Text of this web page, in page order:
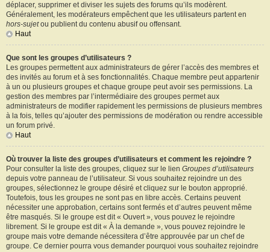
déplacer, supprimer et diviser les sujets des forums qu’ils modèrent.
Généralement, les modérateurs empêchent que les utilisateurs partent en
hors-sujetou publient du contenu abusif ou offensant.
Haut
Que sont les groupes d’utilisateurs ?
Les groupes permettent aux administrateurs de gérer l’accès des membres et
des invités au forum et à ses fonctionnalités. Chaque membre peut appartenir
à un ou plusieurs groupes et chaque groupe peut avoir ses permissions. La
gestion des membres par l’intermédiaire des groupes permet aux
administrateurs de modifier rapidement les permissions de plusieurs membres
à la fois, telles qu’ajouter des permissions de modération ou rendre accessible
un forum privé.
Haut
Où trouver la liste des groupes d’utilisateurs et comment les rejoindre ?
Pour consulter la liste des groupes, cliquez sur le lien Groupes d’utilisateurs
depuis votre panneau de l’utilisateur. Si vous souhaitez rejoindre un des
groupes, sélectionnez le groupe désiré et cliquez sur le bouton approprié.
Toutefois, tous les groupes ne sont pas en libre accès. Certains peuvent
nécessiter une approbation, certains sont fermés et d’autres peuvent même
être masqués. Si le groupe est dit « Ouvert », vous pouvez le rejoindre
librement. Si le groupe est dit « À la demande », vous pouvez rejoindre le
groupe mais votre demande nécessitera d’être approuvée par un chef de
groupe. Ce dernier pourra vous demander pourquoi vous souhaitez rejoindre